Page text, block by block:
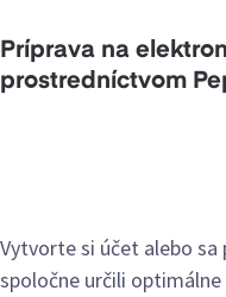
Príprava na
prostredníctvom
Vytvorte si účet alebo
spoločne určili